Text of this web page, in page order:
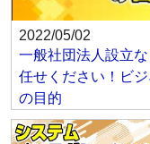
2022/05/02
一般社団法人設立
任せください！ビジ
の目的